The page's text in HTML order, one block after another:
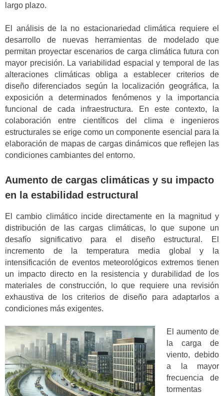
largo plazo.
El análisis de la no estacionariedad climática requiere el
desarrollo de nuevas herramientas de modelado que
permitan proyectar escenarios de carga climática futura con
mayor precisión. La variabilidad espacial y temporal de las
alteraciones climáticas obliga a establecer criterios de
diseño diferenciados según la localización geográfica, la
exposición a determinados fenómenos y la importancia
funcional de cada infraestructura. En este contexto, la
colaboración entre científicos del clima e ingenieros
estructurales se erige como un componente esencial para la
elaboración de mapas de cargas dinámicos que reflejen las
condiciones cambiantes del entorno.
Aumento de cargas climáticas y su impacto
en la estabilidad estructural
El cambio climático incide directamente en la magnitud y
distribución de las cargas climáticas, lo que supone un
desafío significativo para el diseño estructural. El
incremento de la temperatura media global y la
intensificación de eventos meteorológicos extremos tienen
un impacto directo en la resistencia y durabilidad de los
materiales de construcción, lo que requiere una revisión
exhaustiva de los criterios de diseño para adaptarlos a
condiciones más exigentes.
El aumento de
la carga de
viento, debido
a la mayor
frecuencia de
tormentas